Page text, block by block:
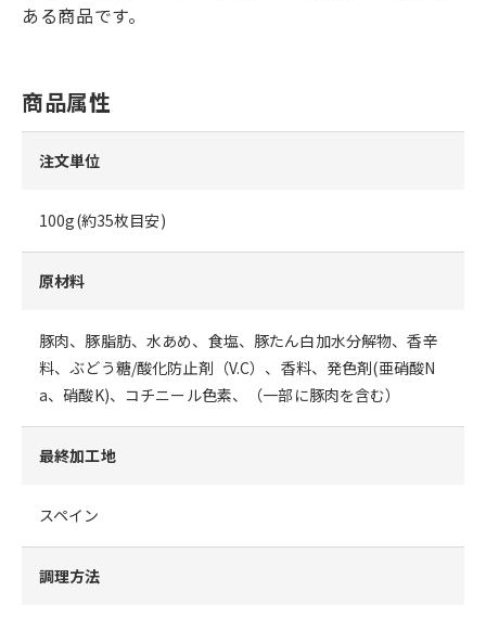
ある商品です。
商品属性
注文単位
100g(約35枚目安)
原材料
豚肉、豚脂肪、水あめ、食塩、豚たん白加水分解物、香辛
料、ぶどう糖/酸化防止剤（V.C）、香料、発色剤(亜硝酸N
a、硝酸K)、コチニール色素、（一部に豚肉を含む）
最終加工地
スペイン
調理方法